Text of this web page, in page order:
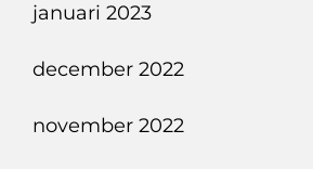
januari 2023
december 2022
november 2022